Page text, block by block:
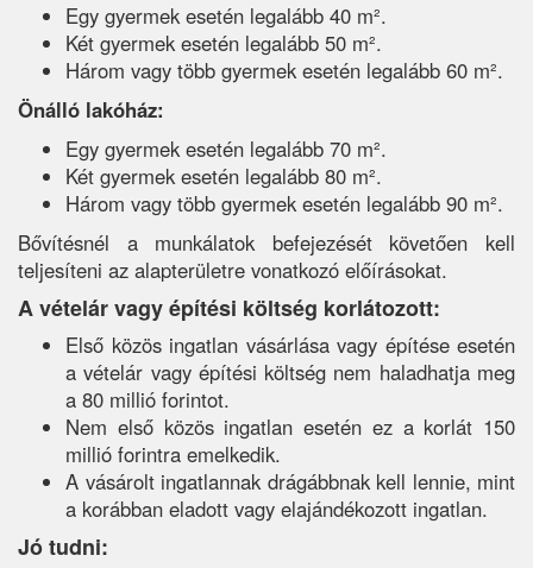
Egy gyermek esetén legalább 40 m².
Két gyermek esetén legalább 50 m².
Három vagy több gyermek esetén legalább 60 m².
Önálló lakóház:
Egy gyermek esetén legalább 70 m².
Két gyermek esetén legalább 80 m².
Három vagy több gyermek esetén legalább 90 m².
Bővítésnél a munkálatok befejezését követően kell
teljesíteni az alapterületre vonatkozó előírásokat.
A vételár vagy építési költség korlátozott:
Első közös ingatlan vásárlása vagy építése esetén
a vételár vagy építési költség nem haladhatja meg
a 80 millió forintot.
Nem első közös ingatlan esetén ez a korlát 150
millió forintra emelkedik.
A vásárolt ingatlannak drágábbnak kell lennie, mint
a korábban eladott vagy elajándékozott ingatlan.
Jó tudni: